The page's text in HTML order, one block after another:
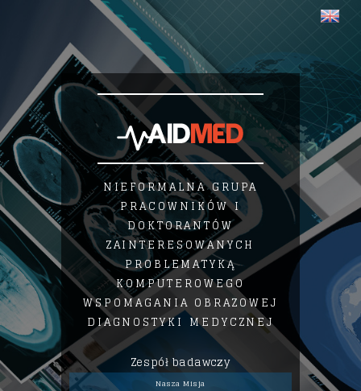
NIEFORMALNA GRUPA
PRACOWNIKÓW I
DOKTORANTÓW
ZAINTERESOWANYCH
PROBLEMATYKĄ
KOMPUTEROWEGO
WSPOMAGANIA OBRAZOWEJ
DIAGNOSTYKI MEDYCZNEJ
Zespół badawczy
Nasza Misja